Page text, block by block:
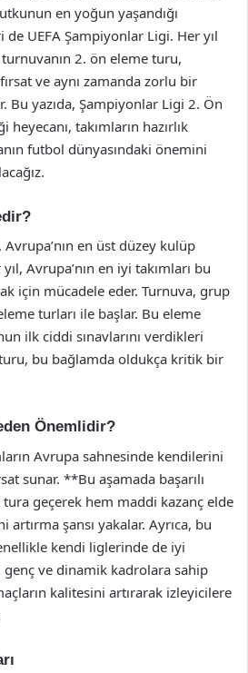
en yoğun yaşandığı
UEFA Şampiyonlar Ligi. Her yıl
2. ön eleme turu,
ve aynı zamanda zorlu bir
Bu yazıda, Şampiyonlar Ligi 2. Ön
takımların hazırlık
futbol dünyasındaki önemini
en üst düzey kulüp
Avrupa’nın en iyi takımları bu
için mücadele eder. Turnuva, grup
turları ile başlar. Bu eleme
ilk ciddi sınavlarını verdikleri
bu bağlamda oldukça kritik bir
Önemlidir?
Avrupa sahnesinde kendilerini
sunar. **Bu aşamada başarılı
geçerek hem maddi kazanç elde
şansı yakalar. Ayrıca, bu
kendi liglerinde de iyi
ve dinamik kadrolara sahip
kalitesini artırarak izleyicilere